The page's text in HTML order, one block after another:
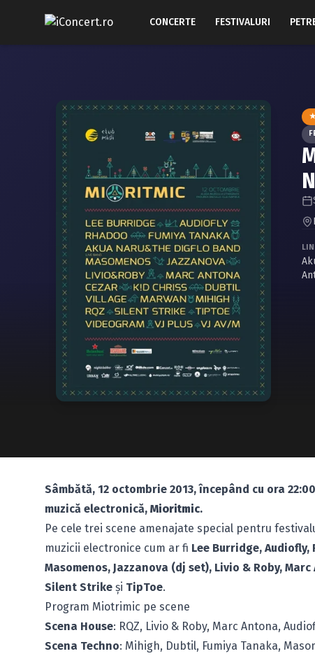
CONCERTE FESTIVALURI
★
Sâmbătă, 12 octombrie 2013, începând cu ora
muzică electronică, Mioritmic.
Pe cele trei scene amenajate special pentru
muzicii electronice cum ar fi Lee Burridge, Audiofly,
Masomenos, Jazzanova (dj set), Livio & Roby,
Silent Strike şi TipToe.
Program Miotrimic pe scene
Scena House: RQZ, Livio & Roby, Marc Antona,
Scena Techno: Mihigh, Dubtil, Fumiya Tanaka,